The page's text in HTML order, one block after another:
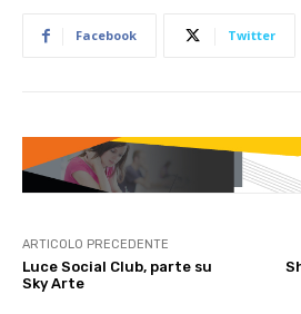
Facebook Twitter
ARTICOLO PRECEDENTE
Luce Social Club, parte su
Sky Arte